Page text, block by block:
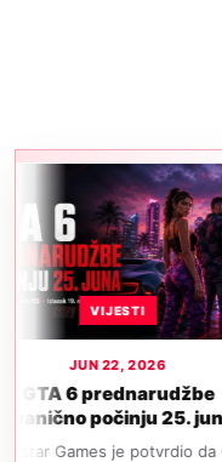
VIJESTI
JUN 22, 2026
6 prednarudžbe
počinju 25. juna
je potvrdio da GTA